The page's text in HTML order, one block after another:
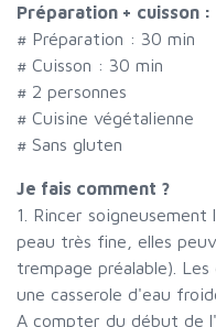
Préparation + cuisson :
# Préparation : 30 min
# Cuisson : 30 min
# 2 personnes
# Cuisine végétalienne
# Sans gluten
Je fais comment ?
1. Rincer
peau très fine, elles
trempage préalable).
une casserole d'eau
A compter du début de